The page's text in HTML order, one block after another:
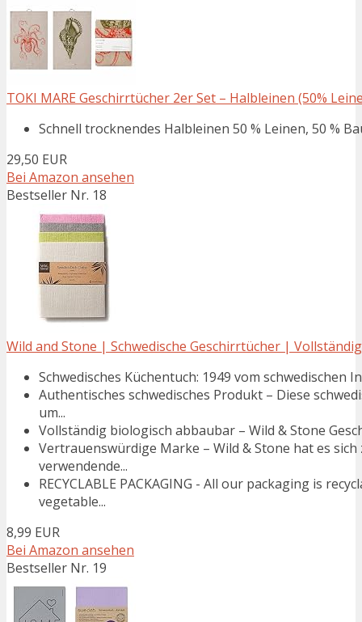
TOKI MARE Geschirrtücher 2er Set – Halbleinen (50%
Schnell trocknendes Halbleinen 50 % Leinen, 50 %
29,50 EUR
Bei Amazon ansehen
Bestseller Nr. 18
Wild and Stone | Schwedische Geschirrtücher |
Schwedisches Küchentuch: 1949 vom schwedischen
Authentisches schwedisches Produkt – Diese
um...
Vollständig biologisch abbaubar – Wild & Stone
Vertrauenswürdige Marke – Wild & Stone hat es
verwendende...
RECYCLABLE PACKAGING - All our packaging is
vegetable...
8,99 EUR
Bei Amazon ansehen
Bestseller Nr. 19